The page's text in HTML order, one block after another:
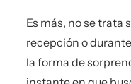
Es más, no se trata
recepción o
la forma de